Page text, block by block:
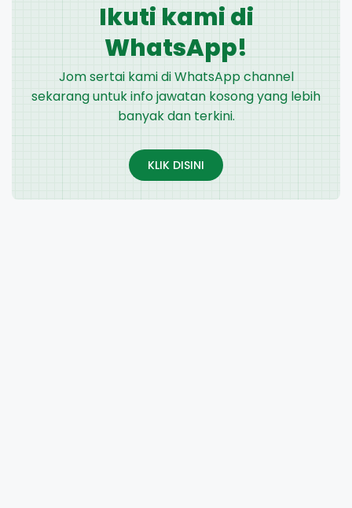
Ikuti kami di
WhatsApp!
Jom sertai kami di WhatsApp channel
sekarang untuk info jawatan kosong yang lebih
banyak dan terkini.
KLIK DISINI